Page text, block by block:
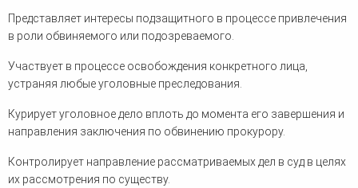
Представляет интересы подзащитного в процессе привлечения
в роли обвиняемого или подозреваемого.
Участвует в процессе освобождения конкретного лица,
устраняя любые уголовные преследования.
Курирует уголовное дело вплоть до момента его завершения и
направления заключения по обвинению прокурору.
Контролирует направление рассматриваемых дел в суд в целях
их рассмотрения по существу.